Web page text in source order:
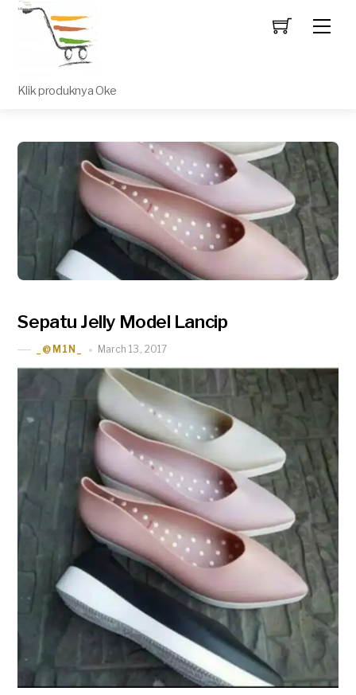
Klik produknya Oke
Sepatu Jelly Model Lancip
_@M1N_ March 13, 2017